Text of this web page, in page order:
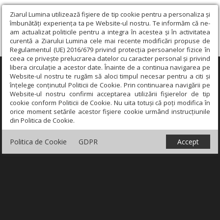
Ziarul Lumina utilizează fişiere de tip cookie pentru a personaliza și
îmbunătăți experiența ta pe Website-ul nostru. Te informăm că ne-
am actualizat politicile pentru a integra în acestea și în activitatea
curentă a Ziarului Lumina cele mai recente modificări propuse de
Regulamentul (UE) 2016/679 privind protecția persoanelor fizice în
ceea ce privește prelucrarea datelor cu caracter personal și privind
libera circulație a acestor date. Înainte de a continua navigarea pe
Website-ul nostru te rugăm să aloci timpul necesar pentru a citi și
înțelege conținutul Politicii de Cookie. Prin continuarea navigării pe
Website-ul nostru confirmi acceptarea utilizării fişierelor de tip
cookie conform Politicii de Cookie. Nu uita totuși că poți modifica în
orice moment setările acestor fişiere cookie urmând instrucțiunile
din Politica de Cookie.
Politica de Cookie GDPR Accept
×